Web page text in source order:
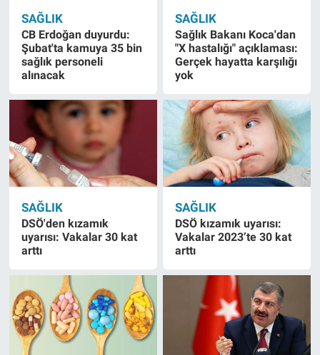
SAĞLIK
CB Erdoğan duyurdu:
Şubat'ta kamuya 35 bin
sağlık personeli
alınacak
SAĞLIK
Sağlık Bakanı Koca'dan
"X hastalığı" açıklaması:
Gerçek hayatta karşılığı
yok
SAĞLIK
DSÖ'den kızamık
uyarısı: Vakalar 30 kat
arttı
SAĞLIK
DSÖ kızamık uyarısı:
Vakalar 2023’te 30 kat
arttı